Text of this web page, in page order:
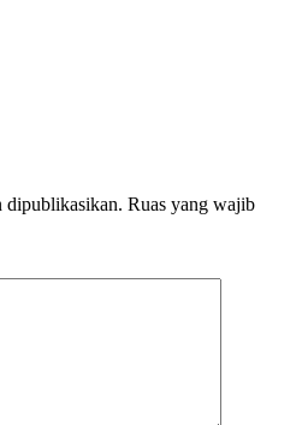
dipublikasikan. Ruas yang wajib